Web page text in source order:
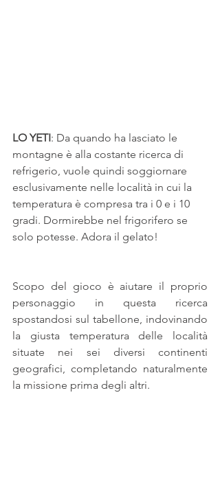
LO YETI: Da quando ha lasciato le
montagne è alla costante ricerca di
refrigerio, vuole quindi soggiornare
esclusivamente nelle località in cui la
temperatura è compresa tra i 0 e i 10
gradi. Dormirebbe nel frigorifero se
solo potesse. Adora il gelato!
Scopo del gioco è aiutare il proprio
personaggio in questa ricerca
spostandosi sul tabellone, indovinando
la giusta temperatura delle località
situate nei sei diversi continenti
geografici, completando naturalmente
la missione prima degli altri.